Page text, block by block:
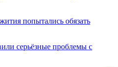
попытались обязать
серьёзные проблемы с